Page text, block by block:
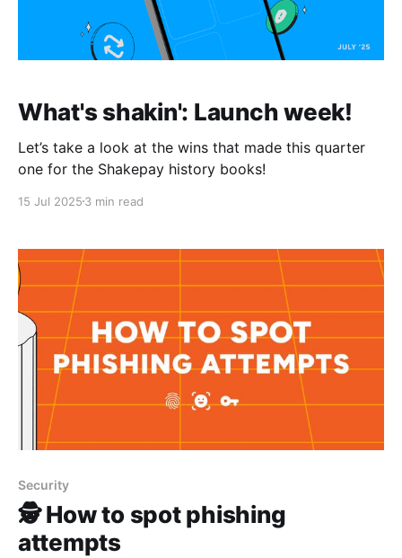
What's shakin': Launch week!
Let’s take a look at the wins that made this quarter
one for the Shakepay history books!
15 Jul 2025 3 min read
Security
🕵️ How to spot phishing
attempts